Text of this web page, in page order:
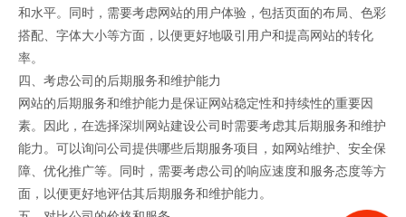
和水平。同时，需要考虑网站的用户体验，包括页面的布局、色彩
搭配、字体大小等方面，以便更好地吸引用户和提高网站的转化
率。
四、考虑公司的后期服务和维护能力
网站的后期服务和维护能力是保证网站稳定性和持续性的重要因
素。因此，在选择深圳网站建设公司时需要考虑其后期服务和维护
能力。可以询问公司提供哪些后期服务项目，如网站维护、安全保
障、优化推广等。同时，需要考虑公司的响应速度和服务态度等方
面，以便更好地评估其后期服务和维护能力。